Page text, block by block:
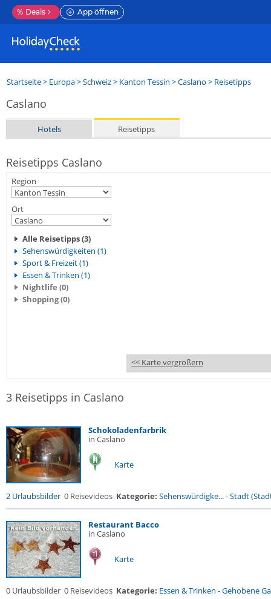
% Deals App öffnen
Startseite> Europa>Schweiz> Kanton Tessin >Caslano > Reisetipps
Caslano
Hotels Reisetipps
Reisetipps Caslano
Region
Ort
Alle Reisetipps (3)
Sehenswürdigkeiten (1)
Sport & Freizeit (1)
Essen & Trinken (1)
Nightlife (0)
Shopping (0)
<< Karte vergrößern
3 Reisetipps in Caslano
Schokoladenfarbrik
in Caslano
Karte
2 Urlaubsbilder 0 Reisevideos Kategorie: Sehenswürdigke...-Stadt
Restaurant Bacco
in Caslano
Karte
0 Urlaubsbilder 0 Reisevideos Kategorie: Essen & Trinken -Gehobene